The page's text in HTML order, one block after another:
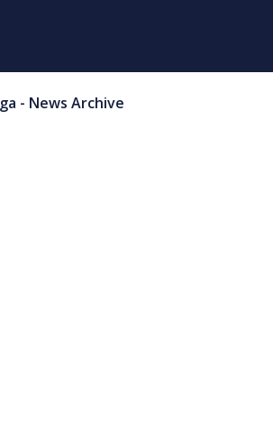
ga - News Archive